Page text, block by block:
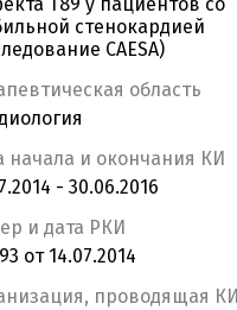
Т89 у пациентов со
стенокардией
CAESA)
область
начала и окончания КИ
- 30.06.2016
и дата РКИ
от 14.07.2014
проводящая КИ